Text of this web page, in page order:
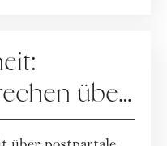
über
Depression